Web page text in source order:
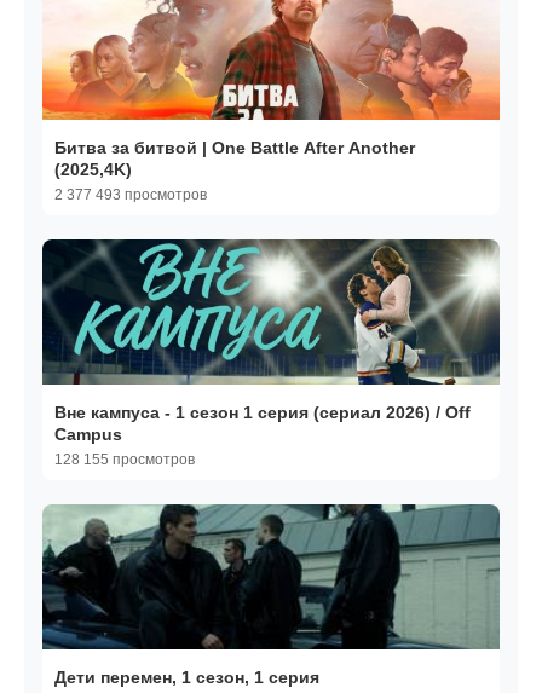
Битва за битвой | One Battle After Another
(2025,4K)
2 377 493 просмотров
Вне кампуса - 1 сезон 1 серия (сериал 2026) / Off
Campus
128 155 просмотров
Дети перемен, 1 сезон, 1 серия